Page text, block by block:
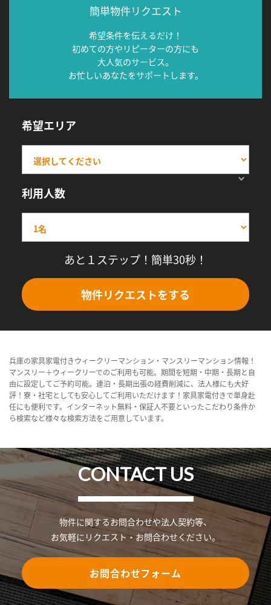
簡単物件リクエスト
希望条件を伝えるだけ！
初めての方やリピーターの方にも
大人気のサービス。
お忙しいあなたをサポートします。
希望エリア
利用人数
あと１ステップ！簡単30秒！
物件リクエストをする
兵庫の家具家電付きウィークリーマンション・マンスリーマンション情報！
マンスリー＋ウィークリーでのご利用も可能。期間を短期・中期・長期と自
由に設定してご予約可能。連泊・長期出張の経費削減に、法人様にも大好
評！寮・社宅としても安心してご利用いただけます！家具家電付きで単身赴
任にも便利です。インターネット無料・保証人不要といったこだわり条件か
ら検索など様々な検索方法をご用意しています。
CONTACT US
物件に関するお問合わせや法人契約等、
お気軽にリクエスト・お問合わせください。
お問合わせフォーム